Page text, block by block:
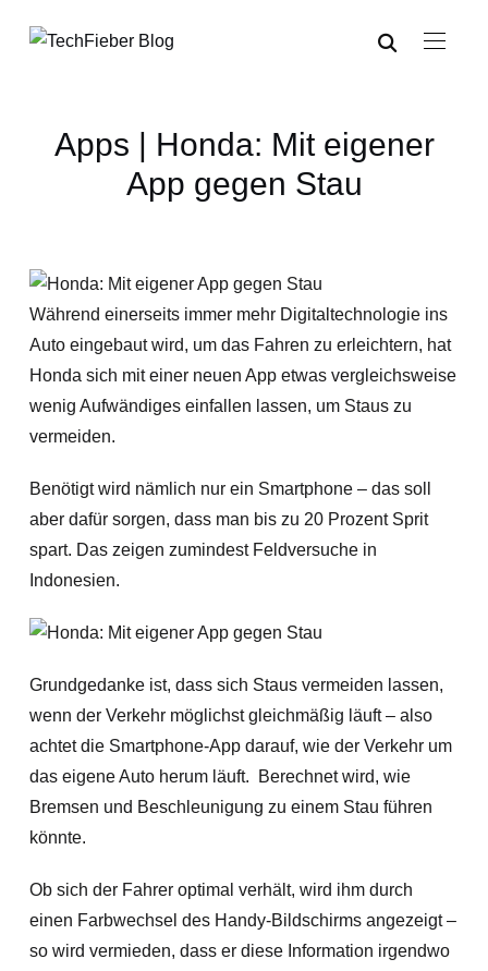
Apps | Honda: Mit eigener
App gegen Stau
Während einerseits immer mehr Digitaltechnologie ins
Auto eingebaut wird, um das Fahren zu erleichtern, hat
Honda sich mit einer neuen App etwas vergleichsweise
wenig Aufwändiges einfallen lassen, um Staus zu
vermeiden.
Benötigt wird nämlich nur ein Smartphone – das soll
aber dafür sorgen, dass man bis zu 20 Prozent Sprit
spart. Das zeigen zumindest Feldversuche in
Indonesien.
Grundgedanke ist, dass sich Staus vermeiden lassen,
wenn der Verkehr möglichst gleichmäßig läuft – also
achtet die Smartphone-App darauf, wie der Verkehr um
das eigene Auto herum läuft. Berechnet wird, wie
Bremsen und Beschleunigung zu einem Stau führen
könnte.
Ob sich der Fahrer optimal verhält, wird ihm durch
einen Farbwechsel des Handy-Bildschirms angezeigt –
so wird vermieden, dass er diese Information irgendwo